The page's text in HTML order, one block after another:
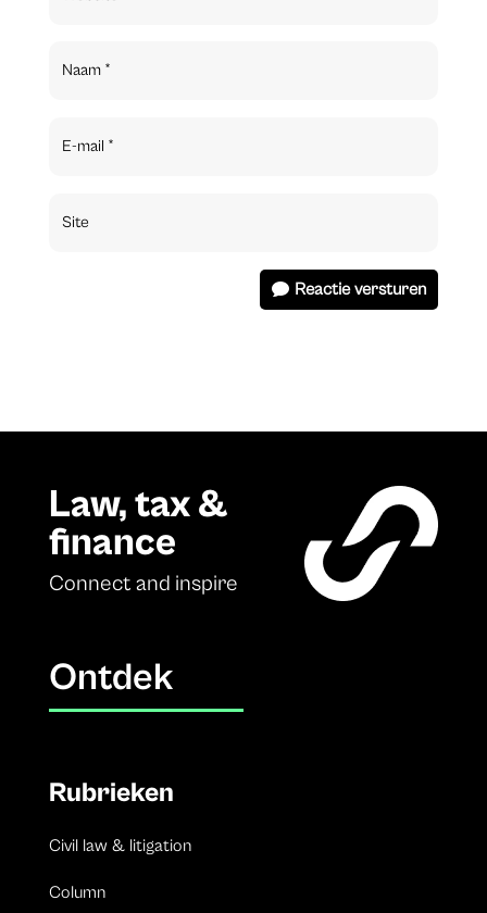
Reactie versturen
Law, tax &
finance
Connect and inspire
Ontdek
Rubrieken
Civil law & litigation
Column